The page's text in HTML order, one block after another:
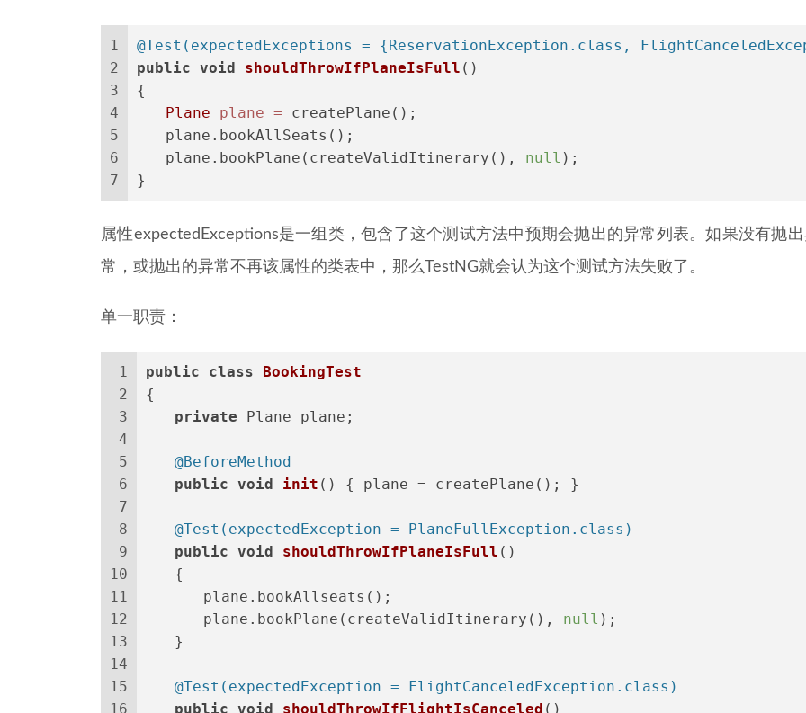
1
2
3
4
5
6
7
@Test(expectedExceptions = {ReservationException.class,
public void shouldThrowIfPlaneIsFull ()
{
Plane
plane = createPlane();
plane.bookAllSeats();
plane.bookPlane(createValidItinerary(), null );
}
属性expectedExceptions是一组类，包含了这个测试方法中预期会抛出的异常列表。如果没有抛
常，或抛出的异常不再该属性的类表中，那么TestNG就会认为这个测试方法失败了。
单一职责：
1
2
3
4
5
6
7
8
9
10
11
12
13
14
15
16
public class
BookingTest
{
private Plane plane;
@BeforeMethod
public void init () { plane = createPlane(); }
@Test(expectedException = PlaneFullException.class)
public void shouldThrowIfPlaneIsFull ()
{
plane.bookAllseats();
plane.bookPlane(createValidItinerary(), null );
}
@Test(expectedException = FlightCanceledException.class)
public void shouldThrowIfFlightIsCanceled ()